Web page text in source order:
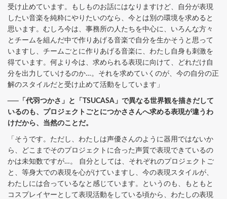
受け止めています。もしものお話にはなりますけど、自分が表現
したい音楽を純粋にやりたいのなら、今とは別の環境を求めると
思います。むしろ今は、事務所の人たちを中心に、いろんな方々
とチームを組んだ中で作りあげる音楽で自分を生かそうと思って
いますし、チームごとに作りあげる音楽に、わたし自身も刺激を
得ています。何より今は、求められる表現に向けて、どれだけ自
分を出力していけるのか…。それを求めていくのが、今の自分の正
解のスタイルだと受け止めて活動をしています」
──「代羽つかさ」と「TSUCASA」で異なる世界観を描きだして
いるのも、プロジェクトごとにつかささんへ求める表現が違うわ
けだから、当然のことだ。
「そうです。ただし、わたしは声優さんのように器用ではないか
ら、どこまでそのプロジェクトに合った声質で表現できているの
かは未知数ですが…。 自分としては、それぞれのプロジェクトご
と、等身大での表現を心がけていますし、今の表現スタイルが、
わたしには合っているなと感じています。というのも、もともと
コスプレイヤーとして表現活動をしている頃から、わたしの表現